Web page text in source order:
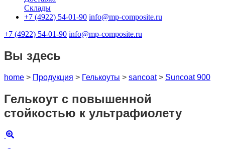
Склады
+7 (4922) 54-01-90 info@mp-composite.ru
+7 (4922) 54-01-90 info@mp-composite.ru
Вы здесь
home > Продукция > Гелькоуты > sancoat > Suncoat 900
Гелькоут с повышенной
стойкостью к ультрафиолету